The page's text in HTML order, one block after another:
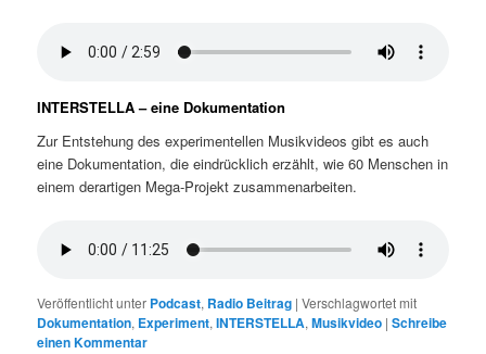
INTERSTELLA – eine Dokumentation
Zur Entstehung des experimentellen Musikvideos gibt es auch
eine Dokumentation, die eindrücklich erzählt, wie 60 Menschen in
einem derartigen Mega-Projekt zusammenarbeiten.
Veröffentlicht unter Podcast, Radio Beitrag |Verschlagwortet mit
Dokumentation, Experiment,INTERSTELLA,Musikvideo |Schreibe
einen Kommentar